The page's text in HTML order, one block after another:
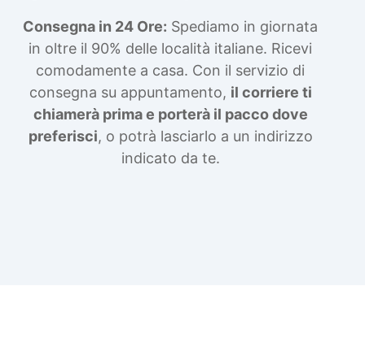
Consegna in 24 Ore: Spediamo in giornata
in oltre il 90% delle località italiane. Ricevi
comodamente a casa. Con il servizio di
consegna su appuntamento, il corriere ti
chiamerà prima e porterà il pacco dove
preferisci, o potrà lasciarlo a un indirizzo
indicato da te.